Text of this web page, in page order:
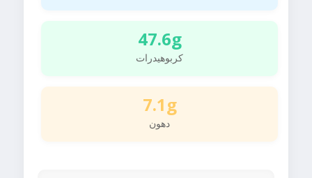
47.6g
كربوهيدرات
7.1g
دهون